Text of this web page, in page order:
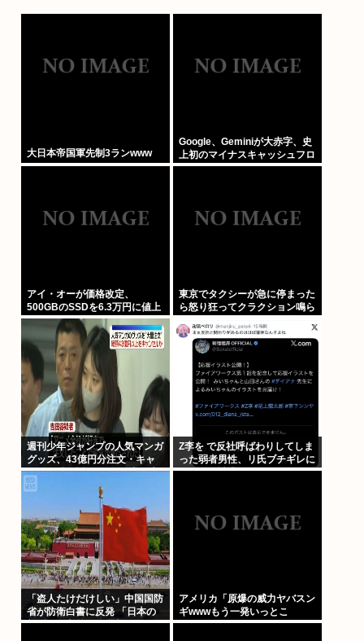
大日本帝国軍先制3ランwww
Google、Geminiが大赤字、史
上初のマイナスキャッシュフロ
ーに陥る
アイ・オーが価格改定、
500GBのSSDを6.3万円に値上
げしてしまう 元の値段3.4万か
らほぼ2倍の地獄へ
東京でタクシーが急に停まった
ら怒り狂ってクラクション鳴ら
バーwww
週刊少年ジャンプの人気マンガ
グッズ、43億円分注文・キャ
ンセル繰り返したか 32歳女逮
捕「注文したことで欲求が満た
Z李を で反社呼ばわりしてしま
った弱者男性、リ氏ブチギレに
より開示請求へ
「盗人たけだけしい」中国国防
省が防衛白書に反発 「日本の
新型軍国主義」と批判
アメリカ「原爆の威力ヤバスン
ギwwwもう一発いっとこ
www」これちょっとやりすぎ